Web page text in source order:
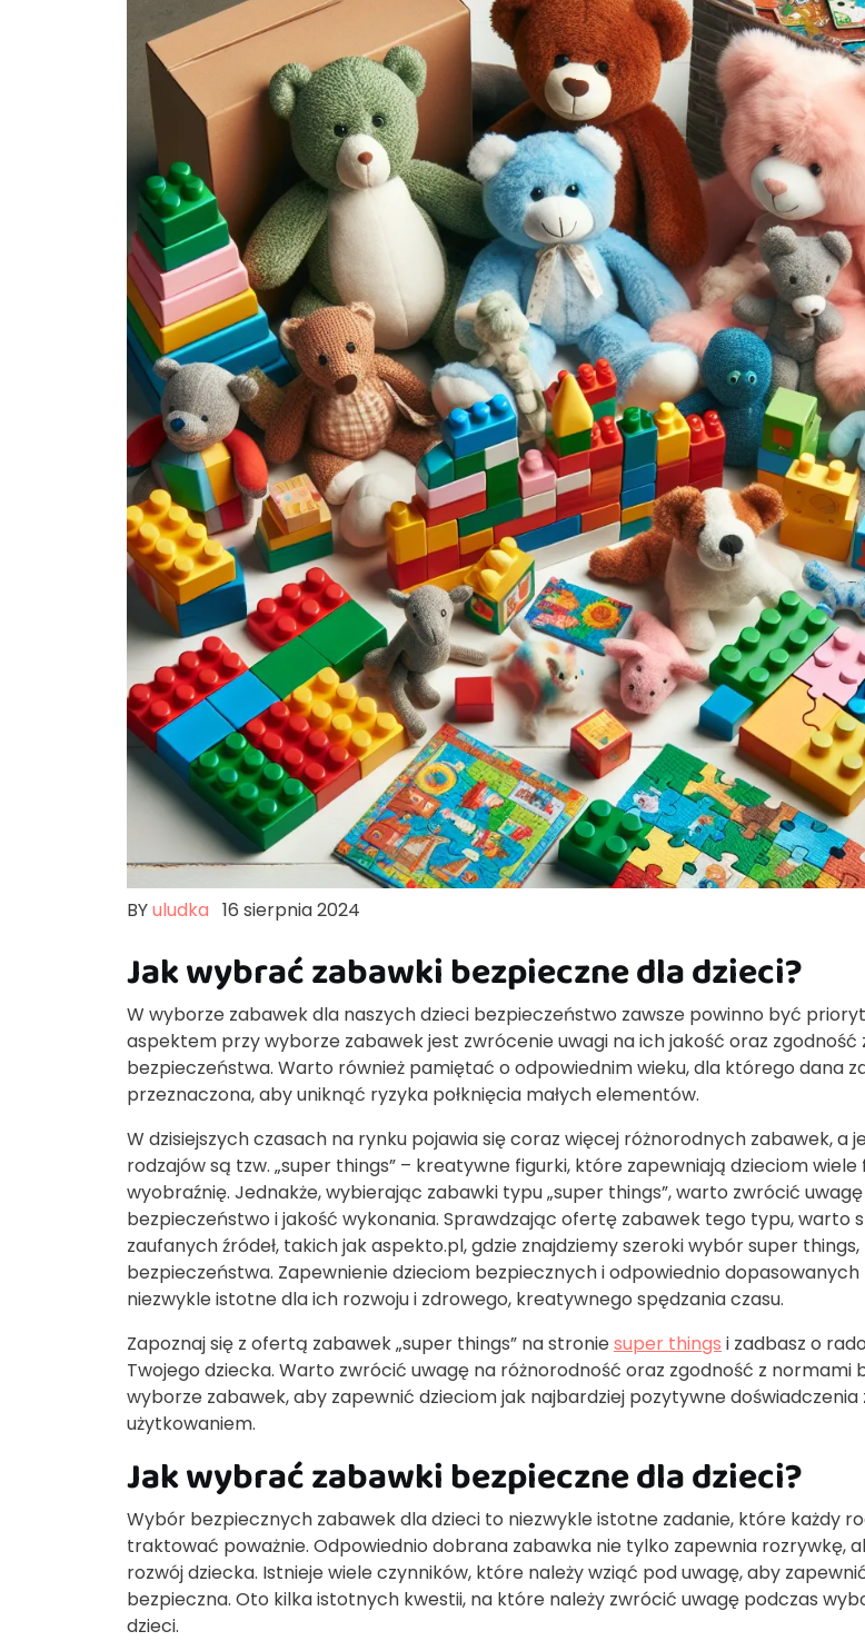
BYuludka 16 sierpnia 2024
Jak wybrać zabawki bezpieczne dla dzieci?
W wyborze zabawek dla naszych dzieci bezpieczeństwo zawsze powinno być
aspektem przy wyborze zabawek jest zwrócenie uwagi na ich jakość oraz zgodność
bezpieczeństwa. Warto również pamiętać o odpowiednim wieku, dla którego dana
przeznaczona, aby uniknąć ryzyka połknięcia małych elementów.
W dzisiejszych czasach na rynku pojawia się coraz więcej różnorodnych zabawek, a
rodzajów są tzw. „super things” – kreatywne figurki, które zapewniają dzieciom
wyobraźnię. Jednakże, wybierając zabawki typu „super things”, warto zwrócić
bezpieczeństwo i jakość wykonania. Sprawdzając ofertę zabawek tego typu, warto
zaufanych źródeł, takich jak aspekto.pl, gdzie znajdziemy szeroki wybór super
bezpieczeństwa. Zapewnienie dzieciom bezpiecznych i odpowiednio
niezwykle istotne dla ich rozwoju i zdrowego, kreatywnego spędzania czasu.
Zapoznaj się z ofertą zabawek „super things” na stroniesuper things i zadbasz o
Twojego dziecka. Warto zwrócić uwagę na różnorodność oraz zgodność z normami
wyborze zabawek, aby zapewnić dzieciom jak najbardziej pozytywne doświadczenia
użytkowaniem.
Jak wybrać zabawki bezpieczne dla dzieci?
Wybór bezpiecznych zabawek dla dzieci to niezwykle istotne zadanie, które każdy
traktować poważnie. Odpowiednio dobrana zabawka nie tylko zapewnia rozrywkę,
rozwój dziecka. Istnieje wiele czynników, które należy wziąć pod uwagę, aby
bezpieczna. Oto kilka istotnych kwestii, na które należy zwrócić uwagę podczas
dzieci.